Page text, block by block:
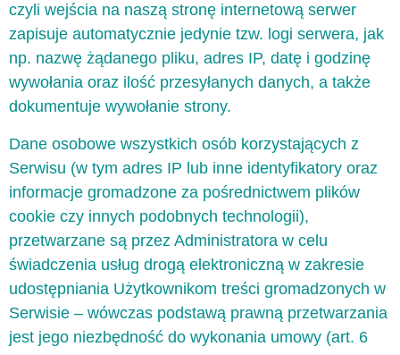
czyli wejścia na naszą stronę internetową serwer
zapisuje automatycznie jedynie tzw. logi serwera, jak
np. nazwę żądanego pliku, adres IP, datę i godzinę
wywołania oraz ilość przesyłanych danych, a także
dokumentuje wywołanie strony.
Dane osobowe wszystkich osób korzystających z
Serwisu (w tym adres IP lub inne identyfikatory oraz
informacje gromadzone za pośrednictwem plików
cookie czy innych podobnych technologii),
przetwarzane są przez Administratora w celu
świadczenia usług drogą elektroniczną w zakresie
udostępniania Użytkownikom treści gromadzonych w
Serwisie – wówczas podstawą prawną przetwarzania
jest jego niezbędność do wykonania umowy (art. 6